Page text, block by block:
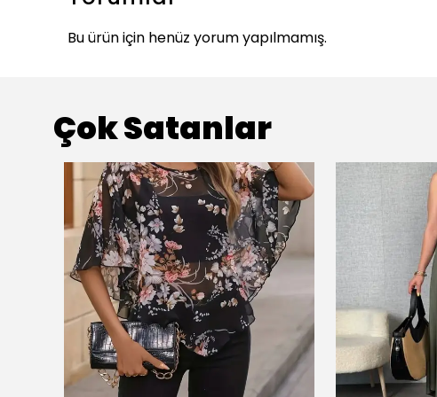
Bu ürün için henüz yorum yapılmamış.
Çok Satanlar